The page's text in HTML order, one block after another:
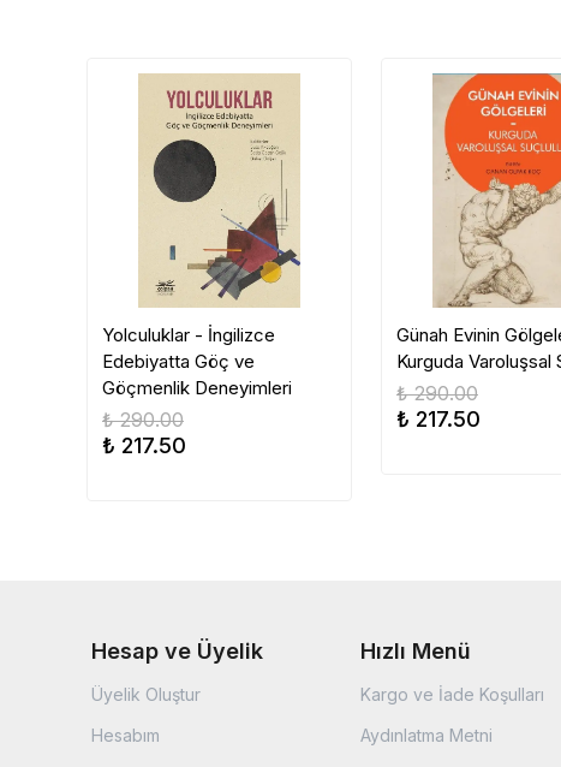
Yolculuklar - İngilizce
Edebiyatta Göç ve
Göçmenlik Deneyimleri
₺ 290.00
₺ 217.50
Günah Evinin
Kurguda Varoluşsal
₺ 290.00
₺ 217.50
Hesap ve Üyelik
Üyelik Oluştur
Hesabım
Hızlı Menü
Kargo ve İade Koşulları
Aydınlatma Metni